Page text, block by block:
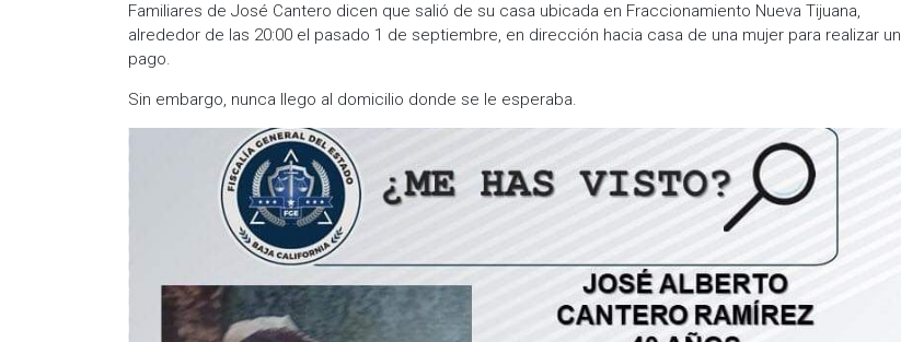
Familiares de José Cantero dicen que salió de su casa ubicada en Fraccionamiento Nueva Tijuana,
alrededor de las 20:00 el pasado 1 de septiembre, en dirección hacia casa de una mujer para realizar un
pago.
Sin embargo, nunca llego al domicilio donde se le esperaba.